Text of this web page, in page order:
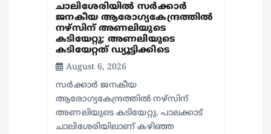
ചാലിശേരിയില്‍ സര്‍ക്കാര്‍
ജനകീയ ആരോഗ്യകേന്ദ്രത്തില്‍
നഴ്സിന് അണലിയുടെ
കടിയേറ്റു; അണലിയുടെ
കടിയേറ്റത് ഡ്യൂട്ടിക്കിടെ
August 6, 2026
സര്‍ക്കാര്‍ ജനകീയ
ആരോഗ്യകേന്ദ്രത്തില്‍ നഴ്സിന്
അണലിയുടെ കടിയേറ്റു. പാലക്കാട്
ചാലിശേരിയിലാണ് കഴിഞ്ഞ